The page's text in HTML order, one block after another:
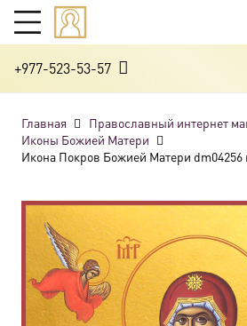
+977-523-53-57
Главная
Православный интернет
Иконы Божией Матери
Икона Покров Божией Матери dm04256